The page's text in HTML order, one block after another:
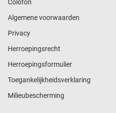
Colofon
Algemene voorwaarden
Privacy
Herroepingsrecht
Herroepingsformulier
Toegankelijkheidsverklaring
Milieubescherming